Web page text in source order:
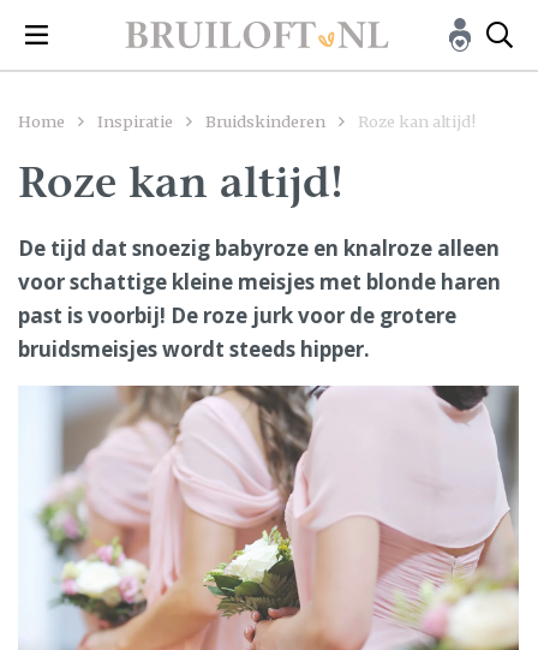
Home Inspiratie Bruidskinderen Roze kan altijd!
Roze kan altijd!
De tijd dat snoezig babyroze en knalroze alleen
voor schattige kleine meisjes met blonde haren
past is voorbij! De roze jurk voor de grotere
bruidsmeisjes wordt steeds hipper.